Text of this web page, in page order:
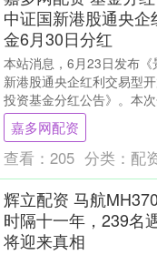
中证国新港股通央企
金6月30日分红
本站消息，6月23日发布《
新港股通央企红利交易型
投资基金分红公告》。本
度第一次分红。公告显示，
益分配基....
嘉多网配资
查看： 205 分类： 配
辉立配资 马航
时隔十一年，239名
将迎来真相